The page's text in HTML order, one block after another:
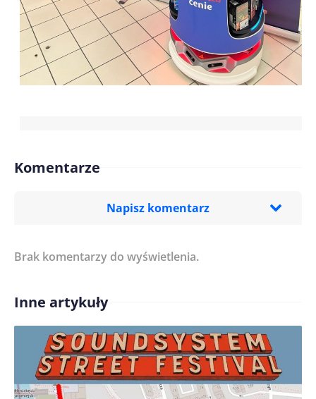
Komentarze
Napisz komentarz
Treść komentarza*
Imię/ Nick*
Brak komentarzy do wyświetlenia.
Inne artykuły